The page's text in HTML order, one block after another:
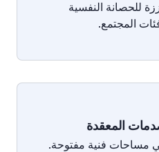
للحصانة النفسية
المجتمع.
المعقدة
مساحات فنية مفتوحة.